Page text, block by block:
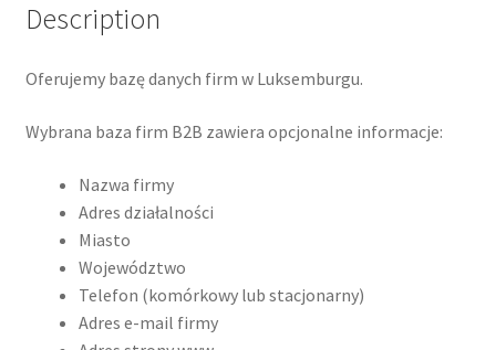
Description
Oferujemy bazę danych firm w Luksemburgu.
Wybrana baza firm B2B zawiera opcjonalne informacje:
Nazwa firmy
Adres działalności
Miasto
Województwo
Telefon (komórkowy lub stacjonarny)
Adres e-mail firmy